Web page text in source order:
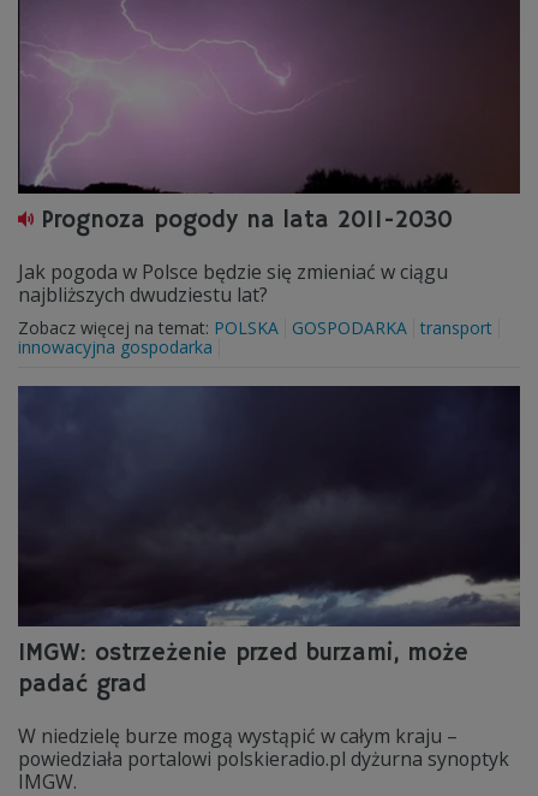
Prognoza pogody na lata 2011-2030
Jak pogoda w Polsce będzie się zmieniać w ciągu
najbliższych dwudziestu lat?
Zobacz więcej na temat: POLSKA GOSPODARKA transport
innowacyjna gospodarka
IMGW: ostrzeżenie przed burzami, może
padać grad
W niedzielę burze mogą wystąpić w całym kraju –
powiedziała portalowi polskieradio.pl dyżurna synoptyk
IMGW.